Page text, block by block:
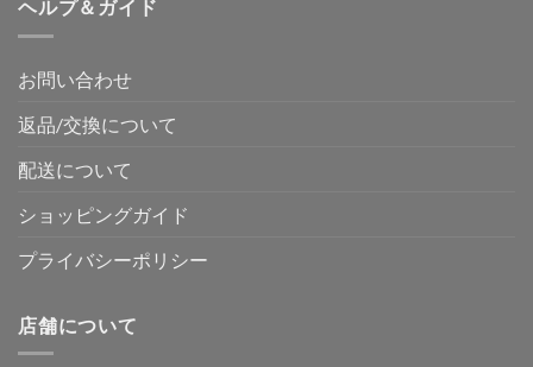
ヘルプ＆ガイド
お問い合わせ
返品/交換について
配送について
ショッピングガイド
プライバシーポリシー
店舗について